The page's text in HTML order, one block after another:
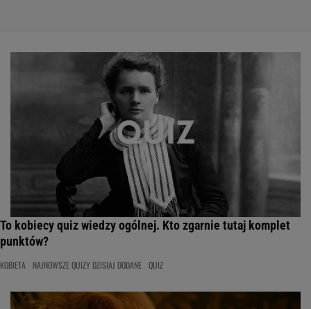
To kobiecy quiz wiedzy ogólnej. Kto zgarnie tutaj komplet
punktów?
KOBIETA NAJNOWSZE QUIZY DZISIAJ DODANE QUIZ